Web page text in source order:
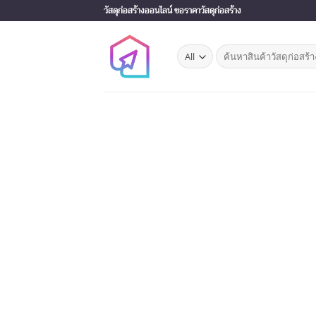
to
วัสดุก่อสร้างออนไลน์ ขอราคาวัสดุก่อสร้าง
Search
for: